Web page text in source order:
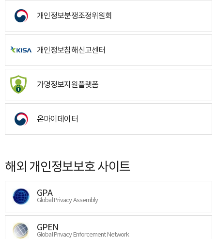
개인정보분쟁조정위원회
개인정보침해신고센터
가명정보지원플랫폼
온마이데이터
해외 개인정보보호 사이트
GPA
Global Privacy Assembly
GPEN
Global Privacy Enforcement Network